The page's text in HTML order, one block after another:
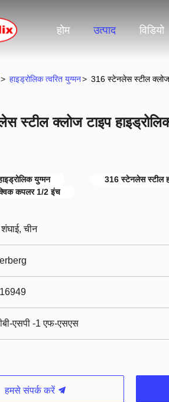
होम उत्पाद विडियो
> हाइड्रोलिक त्वरित युग्मन> 316 स्टेनलेस स्टील क्लोज
स्टील क्लोज टाइप
युग्मन
316 स्टेनलेस स्टील
कपलर 1/2 इंच
शंघाई, चीन
एसपी -1 एफ-एसएस
हमसे संपर्क करें